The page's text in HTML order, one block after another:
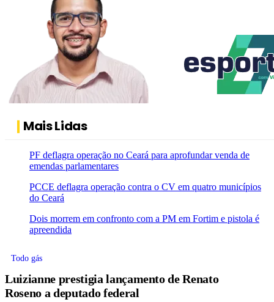
Mais Lidas
PF deflagra operação no Ceará para aprofundar venda de
emendas parlamentares
PCCE deflagra operação contra o CV em quatro municípios
do Ceará
Dois morrem em confronto com a PM em Fortim e pistola é
apreendida
Todo gás
Luizianne prestigia lançamento de Renato
Roseno a deputado federal